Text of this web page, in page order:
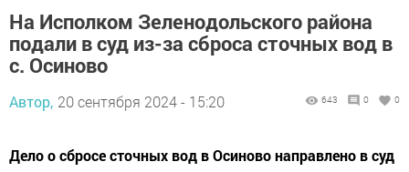
На Исполком Зеленодольского района
подали в суд из-за сброса сточных вод в
с. Осиново
Автор, 20 сентября 2024 - 15:20 643 0 0
Дело о сбросе сточных вод в Осиново направлено в суд